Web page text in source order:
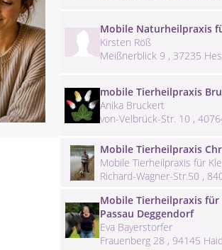
Mobile Naturheilpraxis
Kirsten Röß
Meißnerblick 9 , 37235
mobile Tierheilpraxis
Anika Bruckert
von-Velbrück-Str. 10 ,
Mobile Tierheilpraxis
Mobile Tierheilpraxis für
Richard-Wagner-Str.50 ,
Mobile Tierheilpraxis für
Passau Deggendorf
Eva Bayerstorfer
Frauenberg 28 , 94145